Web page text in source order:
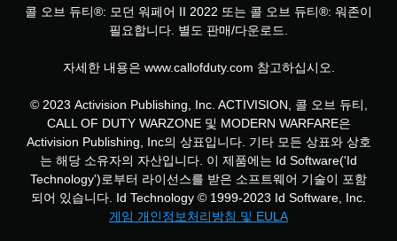
콜 오브 듀티®: 모던 워페어 II 2022 또는 콜 오브 듀티®: 워존이
필요합니다. 별도 판매/다운로드.
자세한 내용은 www.callofduty.com 참고하십시오.
© 2023 Activision Publishing, Inc. ACTIVISION, 콜 오브 듀티,
CALL OF DUTY WARZONE 및 MODERN WARFARE은
Activision Publishing, Inc의 상표입니다. 기타 모든 상표와 상호
는 해당 소유자의 자산입니다. 이 제품에는 Id Software('Id
Technology')로부터 라이선스를 받은 소프트웨어 기술이 포함
되어 있습니다. Id Technology © 1999-2023 Id Software, Inc.
게임 개인정보처리방침 및 EULA